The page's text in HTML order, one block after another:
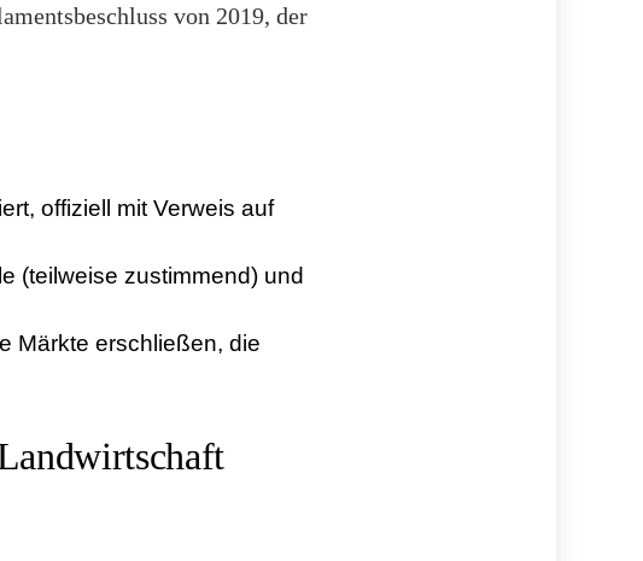
von 2019, der
offiziell mit Verweis auf
(teilweise zustimmend) und
Märkte erschließen, die